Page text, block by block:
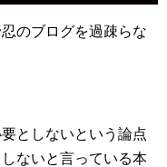
のブログを過疎らな
としないという論点
ないと言っている本